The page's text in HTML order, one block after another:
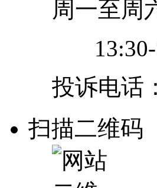
周一至周
投诉电话：
扫描二维码